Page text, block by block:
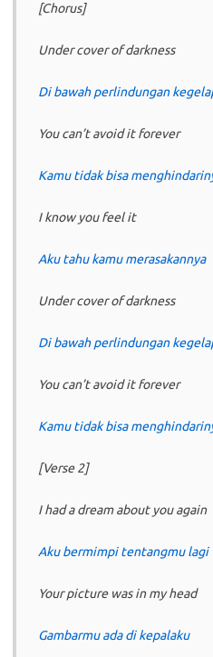
[Chorus]
Under cover of darkness
Di bawah perlindungan
You can’t avoid it forever
Kamu tidak bisa
I know you feel it
Aku tahu kamu merasakannya
Under cover of darkness
Di bawah perlindungan
You can’t avoid it forever
Kamu tidak bisa
[Verse 2]
I had a dream about you again
Aku bermimpi tentangmu lagi
Your picture was in my head
Gambarmu ada di kepalaku